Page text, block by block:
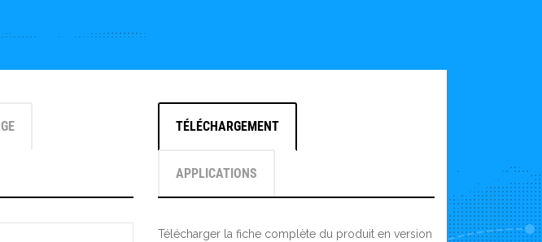
TÉLÉCHARGEMENT
APPLICATIONS
Télécharger la fiche complète du produit en version